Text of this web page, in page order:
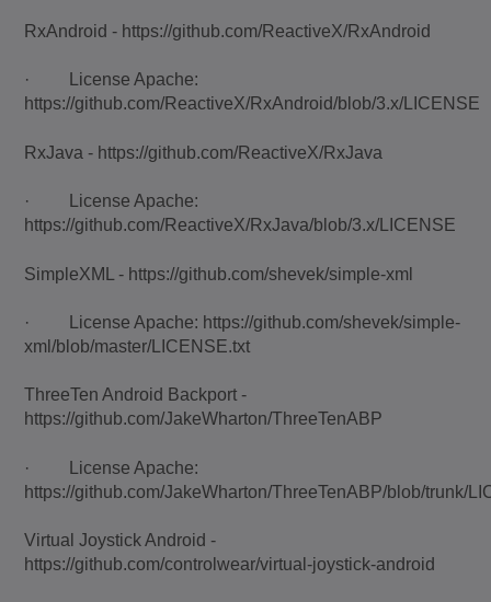
RxAndroid - https://github.com/ReactiveX/RxAndroid
· License Apache:
https://github.com/ReactiveX/RxAndroid/blob/3.x/LICENSE
RxJava - https://github.com/ReactiveX/RxJava
· License Apache:
https://github.com/ReactiveX/RxJava/blob/3.x/LICENSE
SimpleXML - https://github.com/shevek/simple-xml
· License Apache: https://github.com/shevek/simple-
xml/blob/master/LICENSE.txt
ThreeTen Android Backport -
https://github.com/JakeWharton/ThreeTenABP
· License Apache:
https://github.com/JakeWharton/ThreeTenABP/blob/trunk/
Virtual Joystick Android -
https://github.com/controlwear/virtual-joystick-android